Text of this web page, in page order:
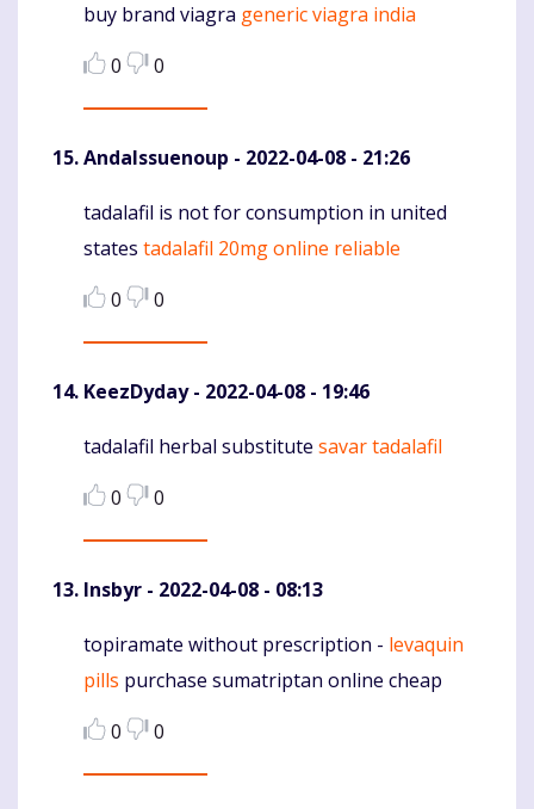
Komentaras
buy brand viagra generic viagra india
0
0
AndaIssuenoup - 2022-04-08 - 21:26
Komentaras
tadalafil is not for consumption in united
states tadalafil 20mg online reliable
0
0
KeezDyday- 2022-04-08 - 19:46
Komentaras
tadalafil herbal substitute savar tadalafil
0
0
Insbyr - 2022-04-08 - 08:13
Komentaras
topiramate without prescription - levaquin
pills purchase sumatriptan online cheap
0
0